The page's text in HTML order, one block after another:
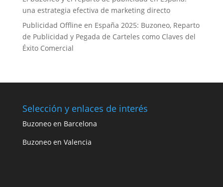
una estrategia efectiva de marketing directo
Publicidad Offline en España 2025: Buzoneo, Reparto
de Publicidad y Pegada de Carteles como Claves del
Éxito Comercial
Selección y enlaces de interés
Buzoneo en Barcelona
Buzoneo en Valencia